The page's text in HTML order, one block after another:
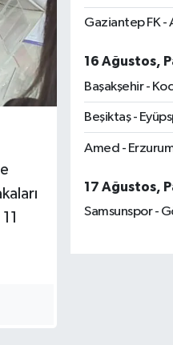
Gaziantep FK -
16 Ağustos,
Başakşehir -
Beşiktaş -
Amed -
17 Ağustos,
Samsunspor -